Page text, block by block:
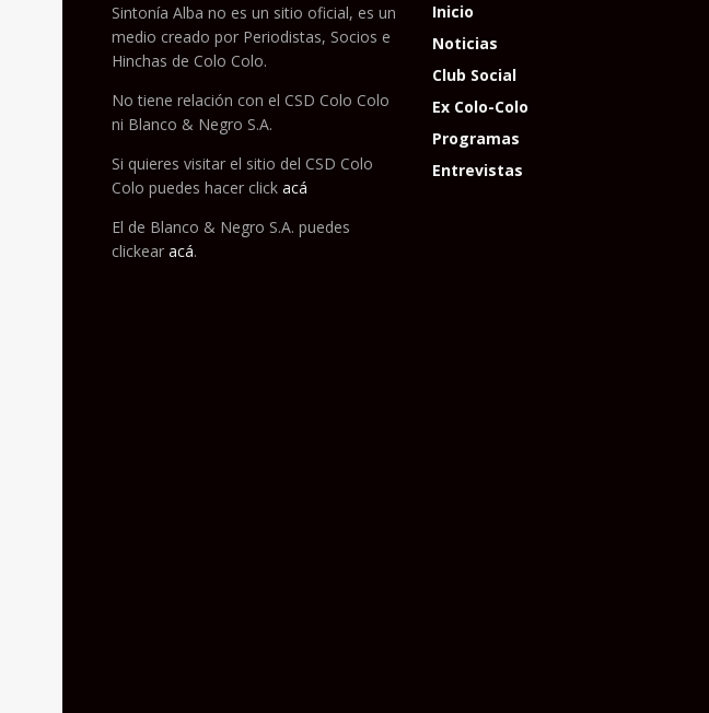
Sintonía Alba no es un sitio oficial, es un
medio creado por Periodistas, Socios e
Hinchas de Colo Colo.
No tiene relación con el CSD Colo Colo
ni Blanco & Negro S.A.
Si quieres visitar el sitio del CSD Colo
Colo puedes hacer click acá
El de Blanco & Negro S.A. puedes
clickear acá.
Inicio
Noticias
Club Social
Ex Colo-Colo
Programas
Entrevistas